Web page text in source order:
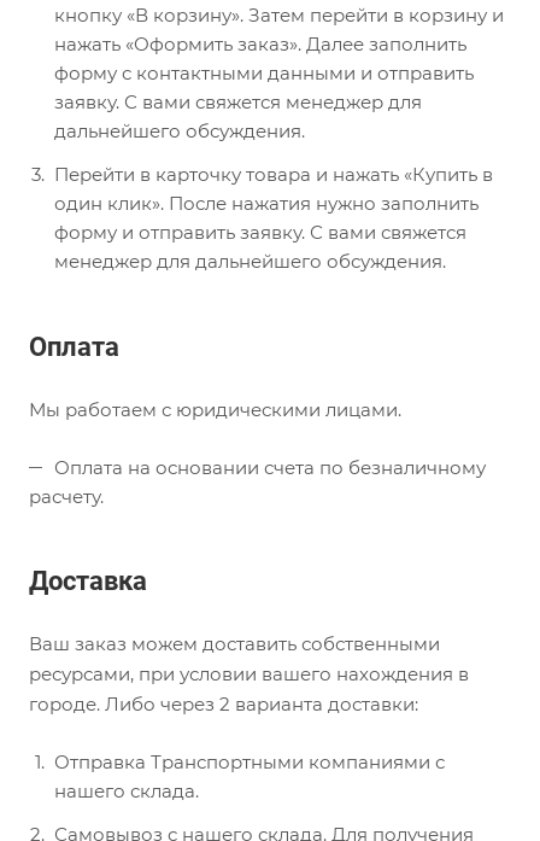
кнопку «В корзину». Затем перейти в корзину и
нажать «Оформить заказ». Далее заполнить
форму с контактными данными и отправить
заявку. С вами свяжется менеджер для
дальнейшего обсуждения.
Перейти в карточку товара и нажать «Купить в
один клик». После нажатия нужно заполнить
форму и отправить заявку. С вами свяжется
менеджер для дальнейшего обсуждения.
Оплата
Мы работаем с юридическими лицами.
Оплата на основании счета по безналичному
расчету.
Доставка
Ваш заказ можем доставить собственными
ресурсами, при условии вашего нахождения в
городе. Либо через 2 варианта доставки:
Отправка Транспортными компаниями с
нашего склада.
Самовывоз с нашего склада. Для получения